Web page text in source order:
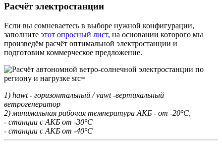
Расчёт электростанции
Если вы сомневаетесь в выборе нужной конфигурации,
заполните этот опросный лист, на основании которого мы
произведём расчёт оптимальной электростанции и
подготовим коммерческое предложение.
1) hawt - горизонтальный / vawt -вертикальный
ветрогенератор
2) минимальная рабочая температура АКБ - от -20°С,
- станции с АКБ от -30°С
- станции с АКБ от -40°С